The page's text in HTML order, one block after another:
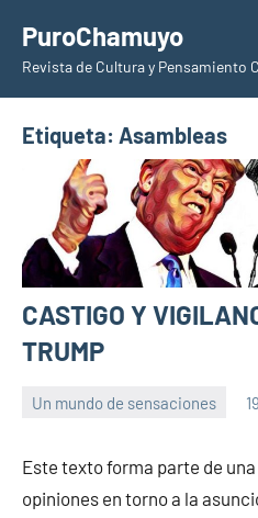
contenido
PuroChamuyo
Revista de Cultura y Pensamiento
Etiqueta: Asambleas
CASTIGO Y
TRUMP
Un mundo de sensaciones
comentarios
Este texto forma parte de
opiniones en torno a la